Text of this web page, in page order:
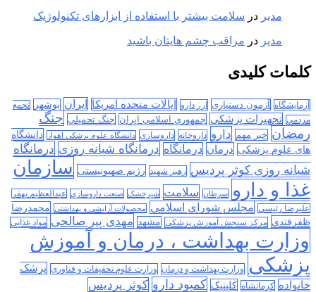
مدیر در سلامت بیشتر با استفاده از ابزارهای تکنولوژیک
مدیر در مراقب چشم هایتان باشید
کلمات کلیدی
آزمایشگاه آزمون دستیاری ارز دارو ایالات متحده امریکا ایران بوشهر
تجمع
مردمی تجهیزات پزشکی جمهوری اسلامی ایران جنگ تحمیلی جنگ
رمضان خبر مهم دارو داروخانه داروسازی دانشگاه علوم پزشکی اهواز
دانشگاه
های علوم پزشکی درمان درمانگاه درمانگاه شبانه روزی درمانگاه
شبانه روزی کوثر پردیس رهبر شهید رژیم صهیونیستی سازمان
غذا و دارو
سرطان سلامت شیرخشک صنعت داروسازی عبدالعظیم بهفر
علیرضا رئیسی مجلس شورای اسلامی محصولات آرایشی و بهداشتی محمدرضا
ظفرقندی مرکز سنجش آموزش پزشکی مشهد مهدی پیر صالحی مواد غذایی
وزارت بهداشت ، درمان و آموزش
پزشکی وزارت بهداشت و درمان وزارت علوم تحقیقات و فناوری پزشک
خانواده کرمانشاه کلینیک کمبود دارو کوثر پردیس